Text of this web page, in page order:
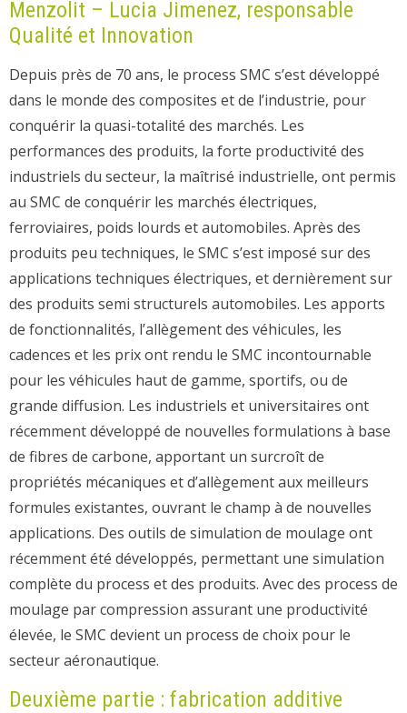
Menzolit – Lucia Jimenez, responsable
Qualité et Innovation
Depuis près de 70 ans, le process SMC s’est développé
dans le monde des composites et de l’industrie, pour
conquérir la quasi-totalité des marchés. Les
performances des produits, la forte productivité des
industriels du secteur, la maîtrisé industrielle, ont permis
au SMC de conquérir les marchés électriques,
ferroviaires, poids lourds et automobiles. Après des
produits peu techniques, le SMC s’est imposé sur des
applications techniques électriques, et dernièrement sur
des produits semi structurels automobiles. Les apports
de fonctionnalités, l’allègement des véhicules, les
cadences et les prix ont rendu le SMC incontournable
pour les véhicules haut de gamme, sportifs, ou de
grande diffusion. Les industriels et universitaires ont
récemment développé de nouvelles formulations à base
de fibres de carbone, apportant un surcroît de
propriétés mécaniques et d’allègement aux meilleurs
formules existantes, ouvrant le champ à de nouvelles
applications. Des outils de simulation de moulage ont
récemment été développés, permettant une simulation
complète du process et des produits. Avec des process de
moulage par compression assurant une productivité
élevée, le SMC devient un process de choix pour le
secteur aéronautique.
Deuxième partie : fabrication additive